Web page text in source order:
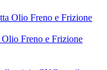
Olio Freno e Frizione